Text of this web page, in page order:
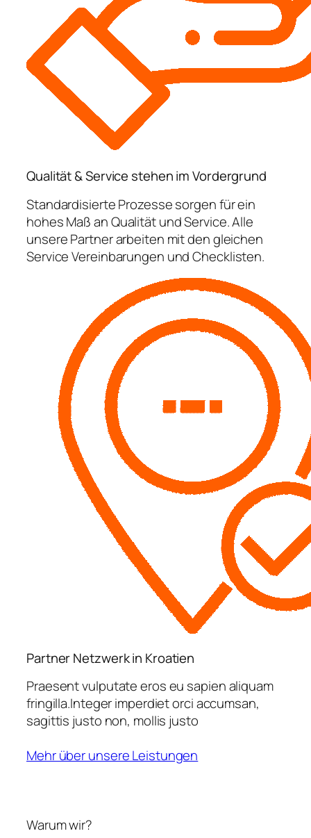
Qualität & Service stehen im Vordergrund
Standardisierte Prozesse sorgen für ein
hohes Maß an Qualität und Service. Alle
unsere Partner arbeiten mit den gleichen
Service Vereinbarungen und Checklisten.
Partner Netzwerk in Kroatien
Praesent vulputate eros eu sapien aliquam
fringilla.Integer imperdiet orci accumsan,
sagittis justo non, mollis justo
Mehr über unsere Leistungen
Warum wir?